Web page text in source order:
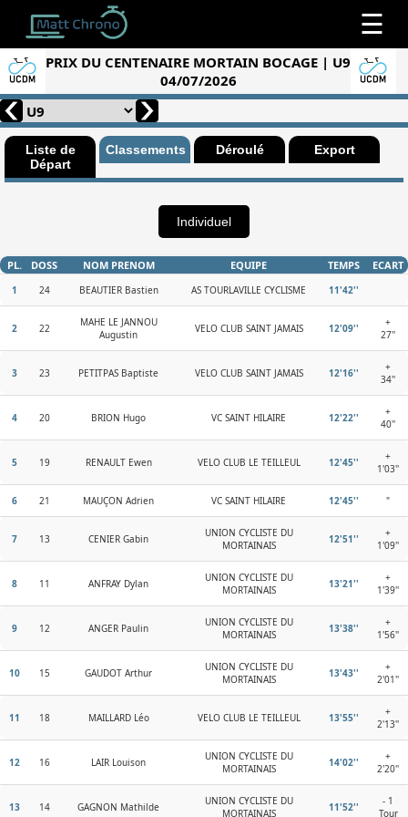
☰
PRIX DU CENTENAIRE MORTAIN BOCAGE | U9
04/07/2026
Liste de
Départ
Classements Déroulé Export
Individuel
PL. DOSS NOM PRENOM EQUIPE TEMPS ECART
1 24 BEAUTIER Bastien AS TOURLAVILLE CYCLISME 11'42''
2 22
MAHE LE JANNOU
Augustin
VELO CLUB SAINT JAMAIS 12'09''
+
27''
3 23 PETITPAS Baptiste VELO CLUB SAINT JAMAIS 12'16''
+
34''
4 20 BRION Hugo VC SAINT HILAIRE 12'22''
+
40''
5 19 RENAULT Ewen VELO CLUB LE TEILLEUL 12'45''
+
1'03''
6 21 MAUÇON Adrien VC SAINT HILAIRE 12'45'' "
7 13 CENIER Gabin
UNION CYCLISTE DU
MORTAINAIS
12'51''
+
1'09''
8 11 ANFRAY Dylan
UNION CYCLISTE DU
MORTAINAIS
13'21''
+
1'39''
9 12 ANGER Paulin
UNION CYCLISTE DU
MORTAINAIS
13'38''
+
1'56''
10 15 GAUDOT Arthur
UNION CYCLISTE DU
MORTAINAIS
13'43''
+
2'01''
11 18 MAILLARD Léo VELO CLUB LE TEILLEUL 13'55''
+
2'13''
12 16 LAIR Louison
UNION CYCLISTE DU
MORTAINAIS
14'02''
+
2'20''
13 14 GAGNON Mathilde
UNION CYCLISTE DU
MORTAINAIS
11'52''
- 1
Tour